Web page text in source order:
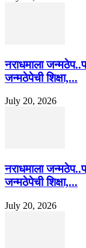
नराधमाला
जन्मठेपेची शिक्षा,...
July 20, 2026
नराधमाला
जन्मठेपेची शिक्षा,...
July 20, 2026